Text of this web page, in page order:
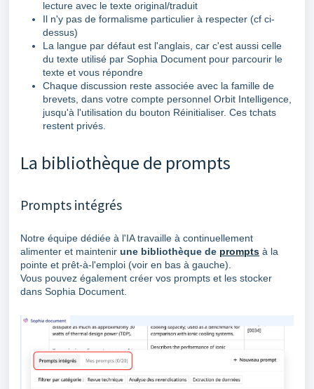
lecture avec le texte original/traduit
Il n'y pas de formalisme particulier à respecter (cf ci-
dessus)
La langue par défaut est l'anglais, car c'est aussi celle
du texte utilisé par Sophia Document pour parcourir le
texte et vous répondre
Chaque discussion reste associée avec la famille de
brevets, dans votre compte personnel Orbit Intelligence,
jusqu'à l'utilisation du bouton Réinitialiser. Ces tchats
restent privés.
La bibliothèque de prompts
Prompts intégrés
Notre équipe dédiée à l'IA travaille à continuellement
alimenter et maintenir une bibliothèque de prompts à la
pointe et prêt-à-l'emploi (voir en bas à gauche).
Vous pouvez également créer vos prompts et les stocker
dans Sophia Document.